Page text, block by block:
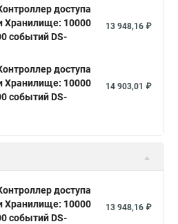
доступа
Хранилище: 10000
событий DS-
13 948,16 ₽
доступа
Хранилище: 10000
событий DS-
14 903,01 ₽
доступа
Хранилище: 10000
событий DS-
13 948,16 ₽